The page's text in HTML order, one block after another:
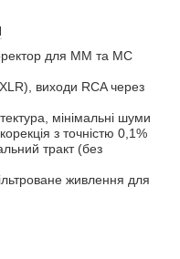
для MM та MC
виходи RCA через
мінімальні шуми
з точністю 0,1%
тракт (без
живлення для